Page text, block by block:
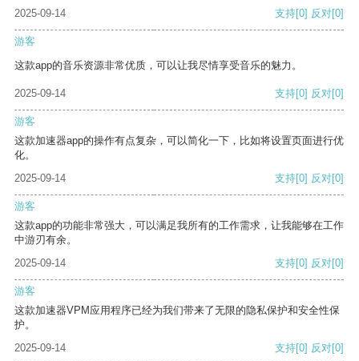
2025-09-14 支持[0] 反对[0]
游客
这款app的音乐资源非常优质，可以让我尽情享受音乐的魅力。
2025-09-14 支持[0] 反对[0]
游客
这款加速器app的操作有点复杂，可以简化一下，比如将设置页面进行优
化。
2025-09-14
支持[0] 反对[0]
游客
这款app的功能非常强大，可以满足我所有的工作需求，让我能够在工作
中游刃有余。
2025-09-14
支持[0] 反对[0]
游客
这款加速器VPM应用程序已经为我们带来了无限的隐私保护和安全性保
护。
2025-09-14
支持[0] 反对[0]